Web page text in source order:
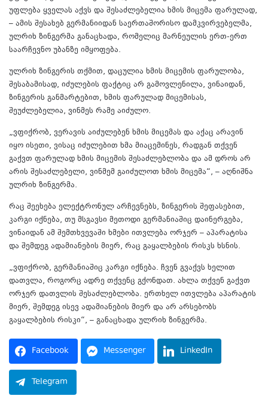
უფლება ყველას აქვს და შესაძლებელია ხმის მიცემა ფარულად,
– ამის შესახებ გერმანიიდან საერთაშორისო დამკვირვებელმა,
ულრიხ ზინგერმა განაცხადა, რომელიც მარნეულის ერთ-ერთ
საარჩევნო უბანზე იმყოფება.
ულრიხ ზინგერის თქმით, დაცულია ხმის მიცემის ფარულობა,
შესაბამისად, იძულების ფაქტიც არ გამოვლენილა, ვინაიდან,
ზინგერის განმარტებით, ხმის ფარულად მიცემისას,
შეუძლებელია, ვინმეს რამე აიძულო.
„ვფიქრობ, ვერავის აიძულებენ ხმის მიცემას და აქაც არავინ
იყო ისეთი, ვისაც იძულებით ხმა მიაცემინეს, რადგან თქვენ
გაქვთ ფარულად ხმის მიცემის შესაძლებლობა და ამ დროს არ
არის შესაძლებელი, ვინმემ გაიძულოთ ხმის მიცემა“, – აღნიშნა
ულრიხ ზინგერმა.
რაც შეეხება ელექტრონულ არჩევნებს, ზინგერის შეფასებით,
კარგი იქნება, თუ მსგავსი მეთოდი გერმანიაშიც დაინერგება,
ვინაიდან ამ შემთხვევაში ხმები ითვლება ორჯერ – აპარატისა
და შემდეგ ადამიანების მიერ, რაც გაყალბების რისკს ხსნის.
„ვფიქრობ, გერმანიაშიც კარგი იქნება. ჩვენ გვაქვს ხელით
დათვლა, როგორც ადრე თქვენც გქონდათ. ახლა თქვენ გაქვთ
ორჯერ დათვლის შესაძლებლობა. ერთხელ ითვლება აპარატის
მიერ, შემდეგ ისევ ადამიანების მიერ და არ არსებობს
გაყალბების რისკი“, – განაცხადა ულრიხ ზინგერმა.
Facebook Messenger LinkedIn
Telegram